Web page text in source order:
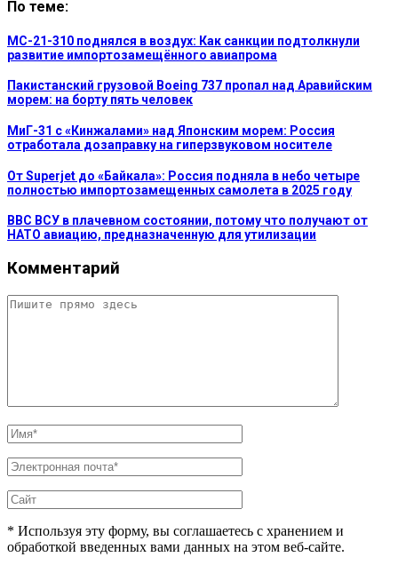
По теме:
МС-21-310 поднялся в воздух: Как санкции подтолкнули
развитие импортозамещённого авиапрома
Пакистанский грузовой Boeing 737 пропал над Аравийским
морем: на борту пять человек
МиГ-31 с «Кинжалами» над Японским морем: Россия
отработала дозаправку на гиперзвуковом носителе
От Superjet до «Байкала»: Россия подняла в небо четыре
полностью импортозамещенных самолета в 2025 году
ВВС ВСУ в плачевном состоянии, потому что получают от
НАТО авиацию, предназначенную для утилизации
Комментарий
* Используя эту форму, вы соглашаетесь с хранением и
обработкой введенных вами данных на этом веб-сайте.